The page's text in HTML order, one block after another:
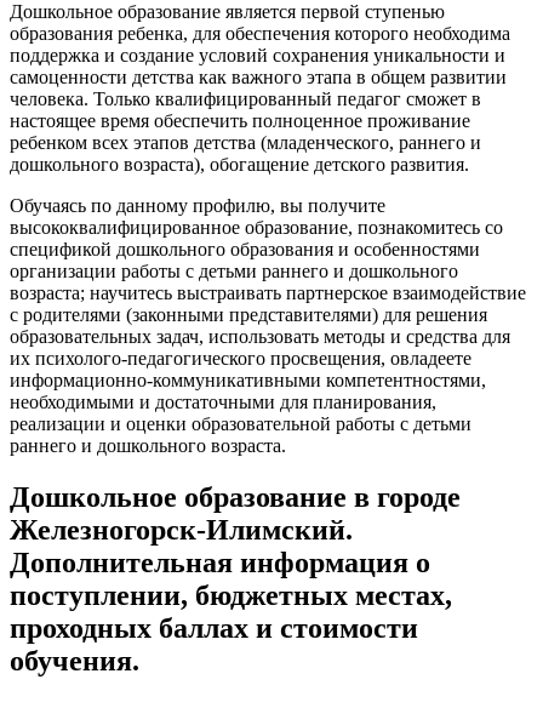
Дошкольное образование является первой ступенью
образования ребенка, для обеспечения которого необходима
поддержка и создание условий сохранения уникальности и
самоценности детства как важного этапа в общем развитии
человека. Только квалифицированный педагог сможет в
настоящее время обеспечить полноценное проживание
ребенком всех этапов детства (младенческого, раннего и
дошкольного возраста), обогащение детского развития.
Обучаясь по данному профилю, вы получите
высококвалифицированное образование, познакомитесь со
спецификой дошкольного образования и особенностями
организации работы с детьми раннего и дошкольного
возраста; научитесь выстраивать партнерское взаимодействие
с родителями (законными представителями) для решения
образовательных задач, использовать методы и средства для
их психолого-педагогического просвещения, овладеете
информационно-коммуникативными компетентностями,
необходимыми и достаточными для планирования,
реализации и оценки образовательной работы с детьми
раннего и дошкольного возраста.
Дошкольное образование в городе
Железногорск-Илимский.
Дополнительная информация о
поступлении, бюджетных местах,
проходных баллах и стоимости
обучения.